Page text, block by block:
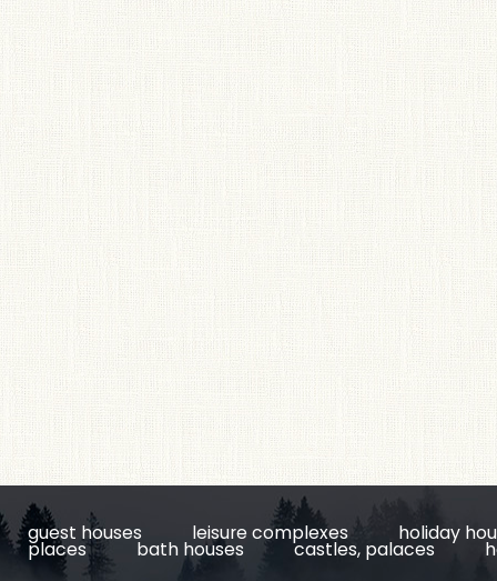
guest houses leisure complexes holiday
places bath houses castles, palaces